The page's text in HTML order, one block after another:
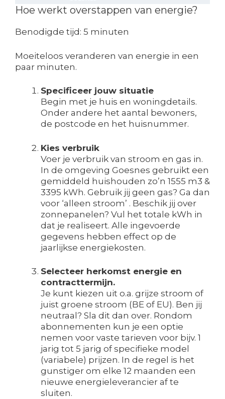
Hoe werkt overstappen van energie?
Benodigde tijd: 5 minuten
Moeiteloos veranderen van energie in een
paar minuten.
Specificeer jouw situatie
Begin met je huis en woningdetails.
Onder andere het aantal bewoners,
de postcode en het huisnummer.
Kies verbruik
Voer je verbruik van stroom en gas in.
In de omgeving Goesnes gebruikt een
gemiddeld huishouden zo’n 1555 m3 &
3395 kWh. Gebruik jij geen gas? Ga dan
voor ‘alleen stroom’ . Beschik jij over
zonnepanelen? Vul het totale kWh in
dat je realiseert. Alle ingevoerde
gegevens hebben effect op de
jaarlijkse energiekosten.
Selecteer herkomst energie en
contracttermijn.
Je kunt kiezen uit o.a. grijze stroom of
juist groene stroom (BE of EU). Ben jij
neutraal? Sla dit dan over. Rondom
abonnementen kun je een optie
nemen voor vaste tarieven voor bijv. 1
jarig tot 5 jarig of specifieke model
(variabele) prijzen. In de regel is het
gunstiger om elke 12 maanden een
nieuwe energieleverancier af te
sluiten.